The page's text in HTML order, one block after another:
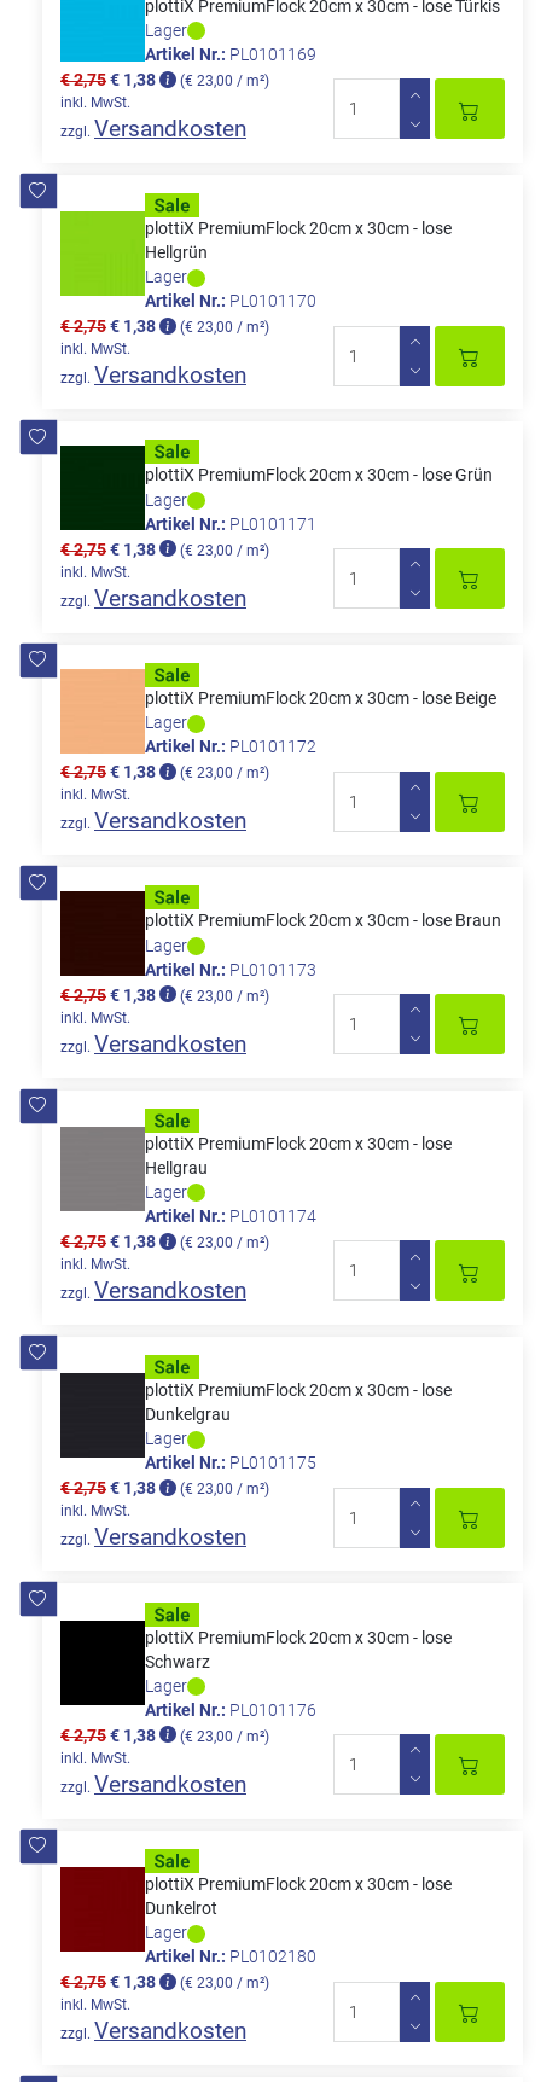
plottiX PremiumFlock 20cm x 30cm - lose Türkis
Lager
Artikel Nr.: PL0101169
€ 2,75€ 1,38
(€ 23,00 / m²)
inkl. MwSt.
zzgl. Versandkosten
plottiX PremiumFlock 20cm x 30cm - lose
Hellgrün
Lager
Artikel Nr.: PL0101170
€ 2,75€ 1,38
(€ 23,00 / m²)
inkl. MwSt.
zzgl. Versandkosten
plottiX PremiumFlock 20cm x 30cm - lose Grün
Lager
Artikel Nr.: PL0101171
€ 2,75€ 1,38
(€ 23,00 / m²)
inkl. MwSt.
zzgl. Versandkosten
plottiX PremiumFlock 20cm x 30cm - lose Beige
Lager
Artikel Nr.: PL0101172
€ 2,75€ 1,38
(€ 23,00 / m²)
inkl. MwSt.
zzgl. Versandkosten
plottiX PremiumFlock 20cm x 30cm - lose Braun
Lager
Artikel Nr.: PL0101173
€ 2,75€ 1,38
(€ 23,00 / m²)
inkl. MwSt.
zzgl. Versandkosten
plottiX PremiumFlock 20cm x 30cm - lose
Hellgrau
Lager
Artikel Nr.: PL0101174
€ 2,75€ 1,38
(€ 23,00 / m²)
inkl. MwSt.
zzgl. Versandkosten
plottiX PremiumFlock 20cm x 30cm - lose
Dunkelgrau
Lager
Artikel Nr.: PL0101175
€ 2,75€ 1,38
(€ 23,00 / m²)
inkl. MwSt.
zzgl. Versandkosten
plottiX PremiumFlock 20cm x 30cm - lose
Schwarz
Lager
Artikel Nr.: PL0101176
€ 2,75€ 1,38
(€ 23,00 / m²)
inkl. MwSt.
zzgl. Versandkosten
plottiX PremiumFlock 20cm x 30cm - lose
Dunkelrot
Lager
Artikel Nr.: PL0102180
€ 2,75€ 1,38
(€ 23,00 / m²)
inkl. MwSt.
zzgl. Versandkosten